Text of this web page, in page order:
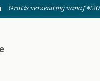
Gratis verzending vanaf €20